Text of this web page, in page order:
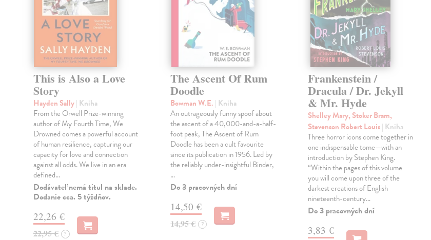
This is Also a Love
Story
Hayden Sally| Kniha
From the Orwell Prize-winning
author of My Fourth Time, We
Drowned comes a powerful account
of human resilience, capturing our
capacity for love and connection
against all odds. We live in an era
defined…
Dodávateľ nemá titul na sklade.
Dodanie cca. 5 týždňov.
22,26 €
22,95 € ?
The Ascent Of Rum
Doodle
Bowman W.E. | Kniha
An outrageously funny spoof about
the ascent of a 40,000-and-a-half-
foot peak, The Ascent of Rum
Doodle has been a cult favourite
since its publication in 1956. Led by
the reliably under-insightful Binder,
…
Do 3 pracovných dní
14,50 €
14,95 € ?
Frankenstein /
Dracula / Dr. Jekyll
& Mr. Hyde
Shelley Mary, Stoker Bram,
Stevenson Robert Louis| Kniha
Three horror icons come together in
one indispensable tome—with an
introduction by Stephen King.
“Within the pages of this volume
you will come upon three of the
darkest creations of English
nineteenth-century…
Do 3 pracovných dní
3,83 €